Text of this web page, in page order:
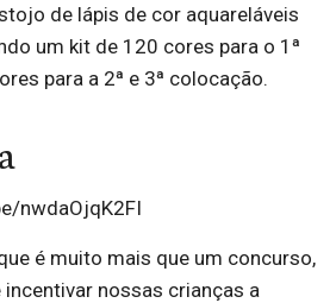
de lápis de cor aquareláveis
um kit de 120 cores para o 1ª
para a 2ª e 3ª colocação.
nwdaOjqK2FI
é muito mais que um concurso,
nossas crianças a